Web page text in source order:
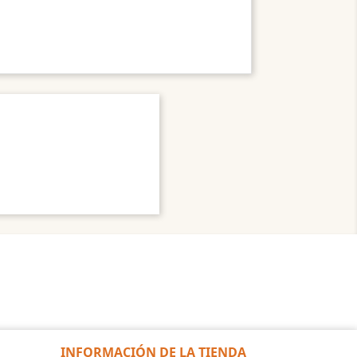
INFORMACIÓN DE LA TIENDA